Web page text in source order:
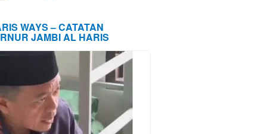
WAYS – CATATAN
JAMBI AL HARIS